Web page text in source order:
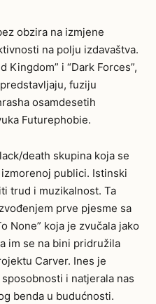
obzira na izmjene
na polju izdavaštva.
Kingdom” i “Dark Forces”,
fuziju
osamdesetih
Futurephobie.
death skupina koja se
publici. Istinski
trud i muzikalnost. Ta
prve pjesme sa
None” koja je zvučala jako
im se na bini pridružila
Carver. Ines je
i natjerala nas
benda u budućnosti.